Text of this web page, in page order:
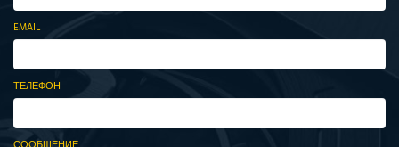
EMAIL
ТЕЛЕФОН